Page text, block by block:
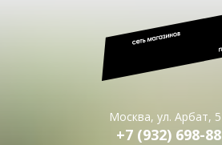
Москва, ул. Арбат,
+7 (932) 698-